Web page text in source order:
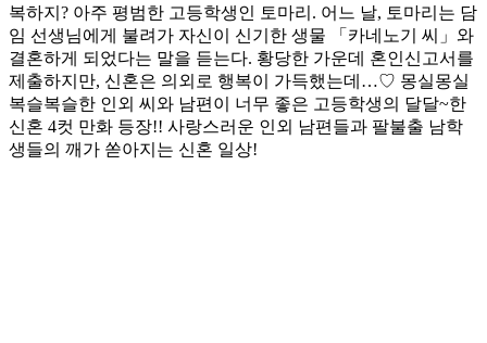
복하지? 아주 평범한 고등학생인 토마리. 어느 날, 토마리는 담
임 선생님에게 불려가 자신이 신기한 생물 「카네노기 씨」와
결혼하게 되었다는 말을 듣는다. 황당한 가운데 혼인신고서를
제출하지만, 신혼은 의외로 행복이 가득했는데…♡ 몽실몽실
복슬복슬한 인외 씨와 남편이 너무 좋은 고등학생의 달달~한
신혼 4컷 만화 등장!! 사랑스러운 인외 남편들과 팔불출 남학
생들의 깨가 쏟아지는 신혼 일상!